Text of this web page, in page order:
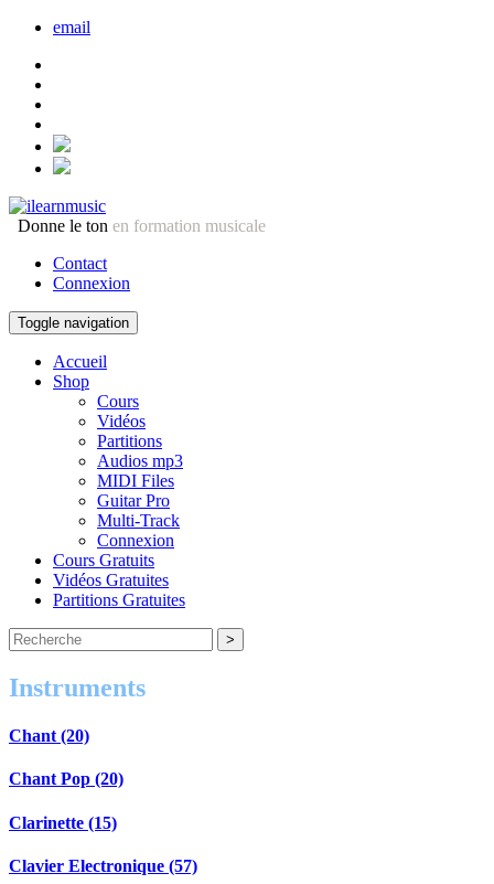
email
Donne le ton en formation musicale
Contact
Connexion
Toggle navigation
Accueil
Shop
Cours
Vidéos
Partitions
Audios mp3
MIDI Files
Guitar Pro
Multi-Track
Connexion
Cours Gratuits
Vidéos Gratuites
Partitions Gratuites
Instruments
Chant (20)
Chant Pop (20)
Clarinette (15)
Clavier Electronique (57)